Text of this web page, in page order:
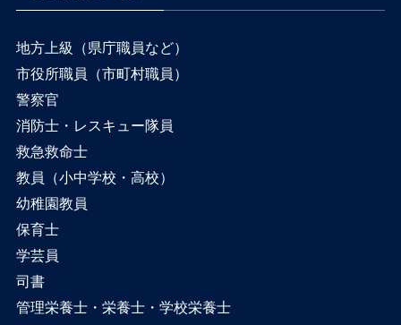
地方上級（県庁職員など）
市役所職員（市町村職員）
警察官
消防士・レスキュー隊員
救急救命士
教員（小中学校・高校）
幼稚園教員
保育士
学芸員
司書
管理栄養士・栄養士・学校栄養士